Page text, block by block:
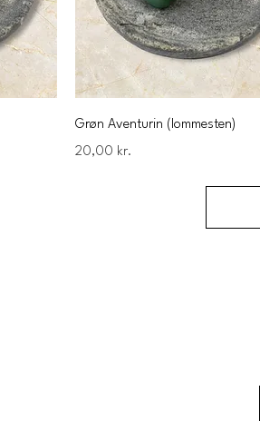
Grøn Aventurin (lommesten)
Pris
20,00 kr.